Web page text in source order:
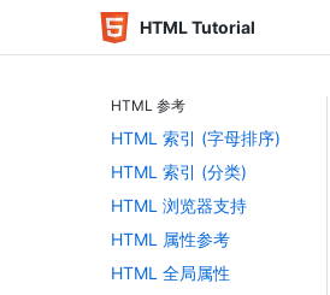
HTML Tutorial
HTML 参考
HTML 索引 (字母排序)
HTML 索引 (分类)
HTML 浏览器支持
HTML 属性参考
HTML 全局属性